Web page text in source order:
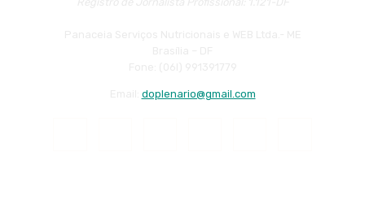
doplenario@gmail.com